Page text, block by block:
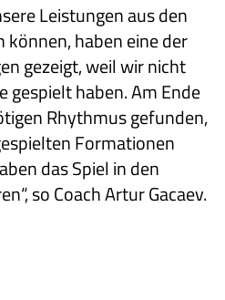
Leistungen aus den
haben eine der
gezeigt, weil wir nicht
gespielt haben. Am Ende
Rhythmus gefunden,
Formationen
das Spiel in den
so Coach Artur Gacaev.